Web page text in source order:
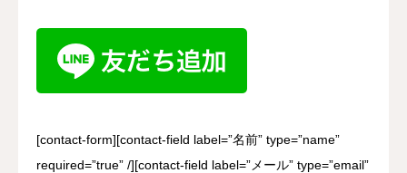
[contact-form][contact-field label=”名前” type=”name”
required=”true” /][contact-field label=”メール” type=”email”